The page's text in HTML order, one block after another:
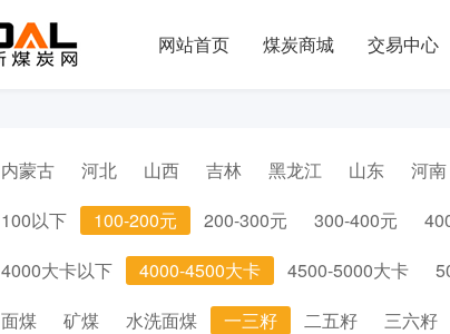
网站首页 煤炭商城 交易中心
内蒙古 河北 山西 吉林 黑龙江 山东 河南
100以下 100-200元 200-300元 300-400元
4000大卡以下 4000-4500大卡 4500-5000大卡
面煤 矿煤 水洗面煤 一三籽 二五籽 三六籽